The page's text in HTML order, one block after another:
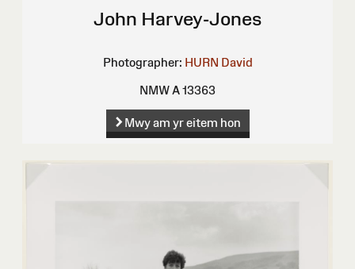
John Harvey-Jones
Photographer: HURN David
NMW A 13363
Mwy am yr eitem hon